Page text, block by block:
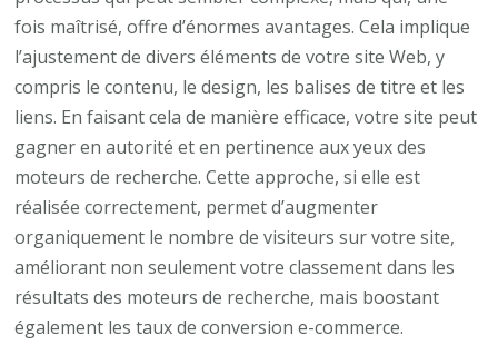
fois maîtrisé, offre d’énormes avantages. Cela implique
l’ajustement de divers éléments de votre site Web, y
compris le contenu, le design, les balises de titre et les
liens. En faisant cela de manière efficace, votre site peut
gagner en autorité et en pertinence aux yeux des
moteurs de recherche. Cette approche, si elle est
réalisée correctement, permet d’augmenter
organiquement le nombre de visiteurs sur votre site,
améliorant non seulement votre classement dans les
résultats des moteurs de recherche, mais boostant
également les taux de conversion e-commerce.